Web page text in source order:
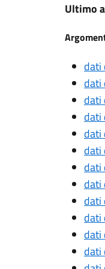
Ultimo
dati
dati
dati
dati
dati
dati
dati
dati
dati
dati
dati
dati